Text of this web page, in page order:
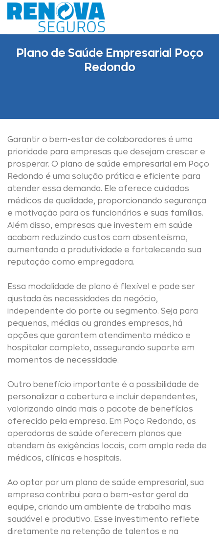
Skip
to
Plano de Saúde Empresarial Poço
Redondo
Garantir o bem-estar de colaboradores é uma
prioridade para empresas que desejam crescer e
prosperar. O plano de saúde empresarial em Poço
Redondo é uma solução prática e eficiente para
atender essa demanda. Ele oferece cuidados
médicos de qualidade, proporcionando segurança
e motivação para os funcionários e suas famílias.
Além disso, empresas que investem em saúde
acabam reduzindo custos com absenteísmo,
aumentando a produtividade e fortalecendo sua
reputação como empregadora.
Essa modalidade de plano é flexível e pode ser
ajustada às necessidades do negócio,
independente do porte ou segmento. Seja para
pequenas, médias ou grandes empresas, há
opções que garantem atendimento médico e
hospitalar completo, assegurando suporte em
momentos de necessidade.
Outro benefício importante é a possibilidade de
personalizar a cobertura e incluir dependentes,
valorizando ainda mais o pacote de benefícios
oferecido pela empresa. Em Poço Redondo, as
operadoras de saúde oferecem planos que
atendem às exigências locais, com ampla rede de
médicos, clínicas e hospitais.
Ao optar por um plano de saúde empresarial, sua
empresa contribui para o bem-estar geral da
equipe, criando um ambiente de trabalho mais
saudável e produtivo. Esse investimento reflete
diretamente na retenção de talentos e na